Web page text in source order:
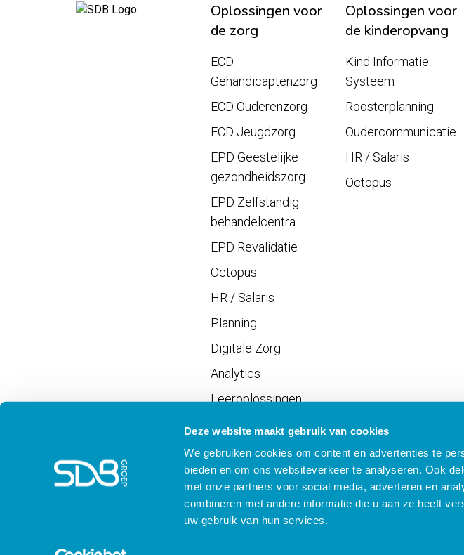
Deze website maakt gebruik van cookies
We gebruiken cookies om content en advertenties te
bieden en om ons websiteverkeer te analyseren. Ook
met onze partners voor social media, adverteren en
combineren met andere informatie die u aan ze heeft
uw gebruik van hun services.
Oplossingen voor
de zorg
Oplossingen voor
de kinderopvang
ECD
Gehandicaptenzorg
ECD Ouderenzorg
ECD Jeugdzorg
EPD Geestelijke
gezondheidszorg
EPD Zelfstandig
behandelcentra
EPD Revalidatie
Octopus
HR / Salaris
Planning
Digitale Zorg
Analytics
Leeroplossingen
Vrijwilligersportaal
Kind Informatie
Systeem
Roosterplanning
Oudercommunicatie
HR / Salaris
Octopus
Meld je aan voor SDB Nieuws